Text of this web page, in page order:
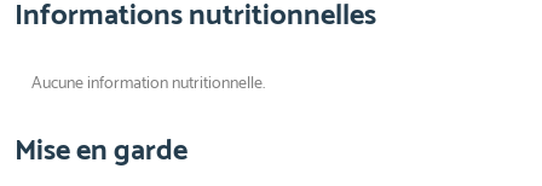
Informations nutritionnelles
Aucune information nutritionnelle.
Mise en garde